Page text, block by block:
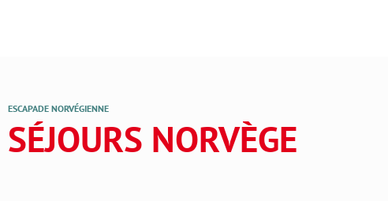
ESCAPADE NORVÉGIENNE
SÉJOURS NORVÈGE